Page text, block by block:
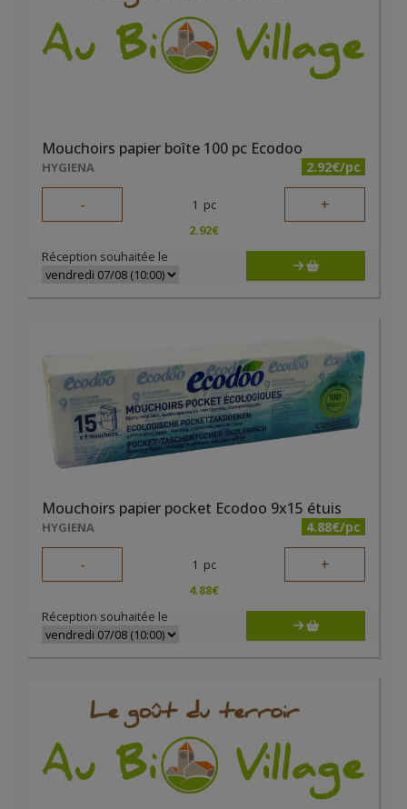
Mouchoirs papier boîte 100 pc Ecodoo
HYGIENA 2.92€/pc
- 1 pc +
2.92€
Réception souhaitée le
Mouchoirs papier pocket Ecodoo 9x15 étuis
HYGIENA 4.88€/pc
- 1 pc +
4.88€
Réception souhaitée le